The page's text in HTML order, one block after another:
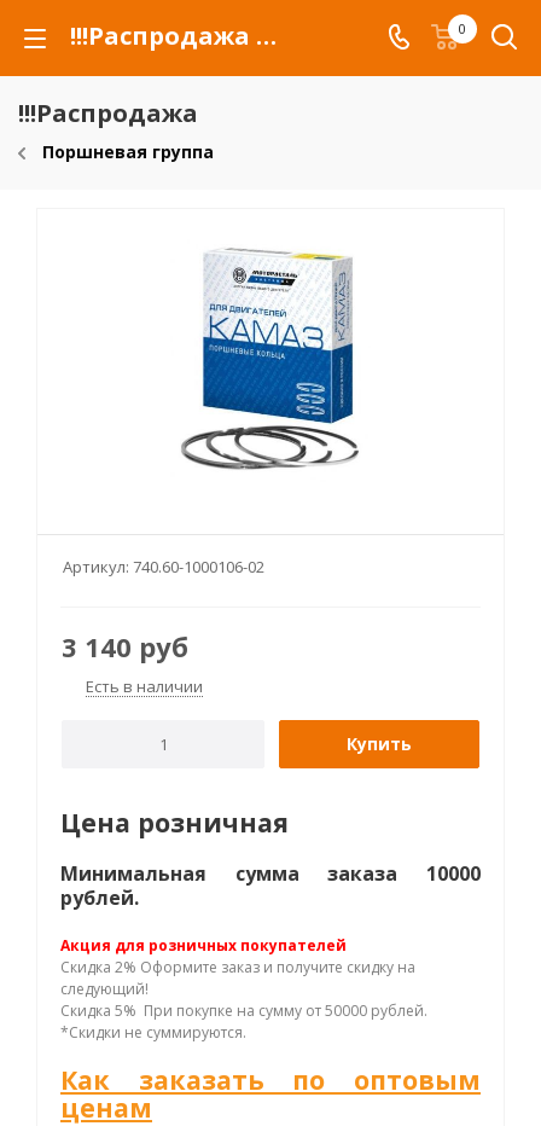
!!!Распродажа для автомобилей российских марок и сельхозтехники 0
!!!Распродажа
Поршневая группа
Артикул: 740.60-1000106-02
3 140 руб
Есть в наличии
Купить
Цена розничная
Минимальная сумма заказа 10000
рублей.
Акция для розничных покупателей
Скидка 2% Оформите заказ и получите скидку на
следующий!
Скидка 5% При покупке на сумму от 50000 рублей.
*Скидки не суммируются.
Как заказать по оптовым
ценам